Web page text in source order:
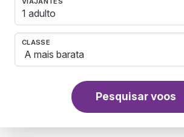
1 adulto
CLASSE
Pesquisar voos